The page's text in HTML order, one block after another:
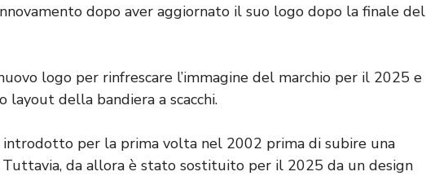
dopo aver aggiornato il suo logo dopo la finale del
logo per rinfrescare l’immagine del marchio per il 2025 e
della bandiera a scacchi.
per la prima volta nel 2002 prima di subire una
Tuttavia, da allora è stato sostituito per il 2025 da un design